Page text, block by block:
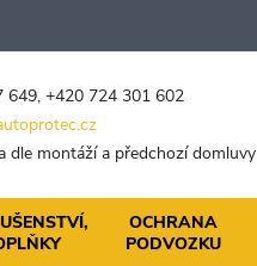
649, +420 724 301 602
dle montáží a předchozí domluvy
OCHRANA
PODVOZKU